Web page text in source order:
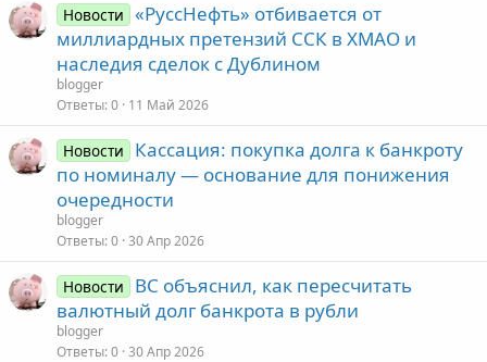
Новости «РуссНефть» отбивается от
миллиардных претензий ССК в ХМАО и
наследия сделок с Дублином
blogger
Ответы 0 11 Май 2026
Новости
Кассация: покупка долга к банкроту
по номиналу — основание для понижения
очередности
blogger
Ответы 0 30 Апр 2026
Новости
ВС объяснил, как пересчитать
валютный долг банкрота в рубли
blogger
Ответы 0 30 Апр 2026